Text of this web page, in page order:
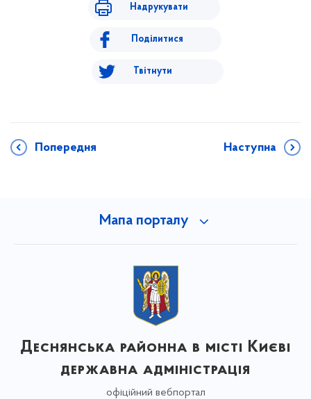
Надрукувати
Поділитися
Твітнути
Попередня Наступна
Мапа порталу
Деснянська районна в місті Києві
державна адміністрація
офіційний вебпортал